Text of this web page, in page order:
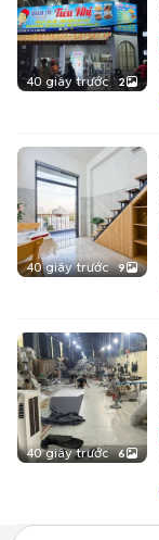
40 giây trước 2
40 giây trước 9
40 giây trước 6